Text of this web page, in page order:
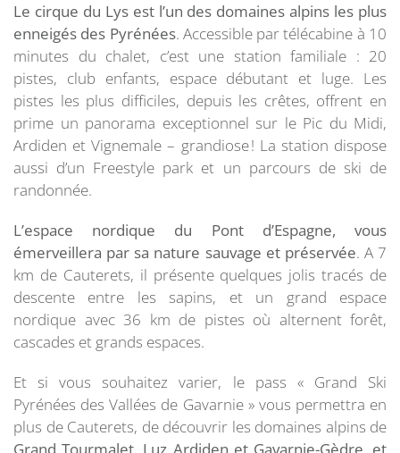
Le cirque du Lys est l’un des domaines alpins les plus
enneigés des Pyrénées. Accessible par télécabine à 10
minutes du chalet, c’est une station familiale : 20
pistes, club enfants, espace débutant et luge. Les
pistes les plus difficiles, depuis les crêtes, offrent en
prime un panorama exceptionnel sur le Pic du Midi,
Ardiden et Vignemale – grandiose ! La station dispose
aussi d’un Freestyle park et un parcours de ski de
randonnée.
L’espace nordique du Pont d’Espagne, vous
émerveillera par sa nature sauvage et préservée. A 7
km de Cauterets, il présente quelques jolis tracés de
descente entre les sapins, et un grand espace
nordique avec 36 km de pistes où alternent forêt,
cascades et grands espaces.
Et si vous souhaitez varier, le pass « Grand Ski
Pyrénées des Vallées de Gavarnie » vous permettra en
plus de Cauterets, de découvrir les domaines alpins de